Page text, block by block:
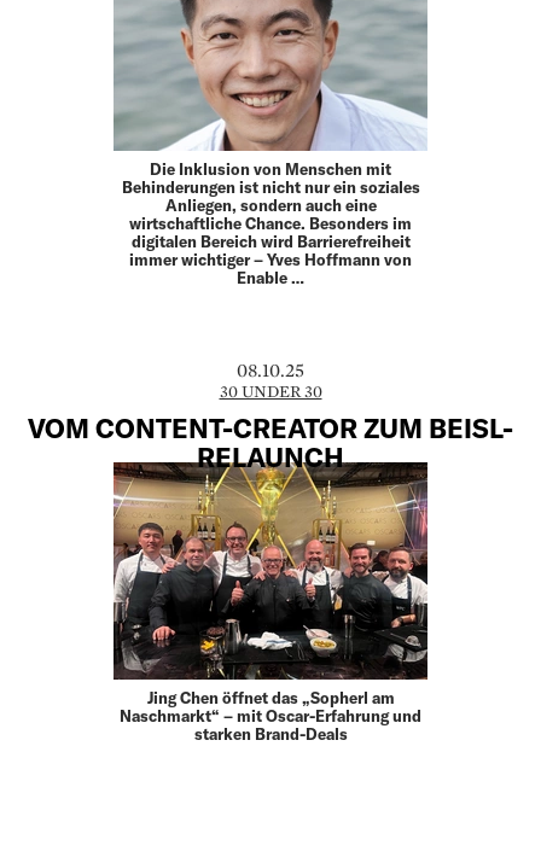
Die Inklusion von Menschen mit
Behinderungen ist nicht nur ein soziales
Anliegen, sondern auch eine
wirtschaftliche Chance. Besonders im
digitalen Bereich wird Barrierefreiheit
immer wichtiger – Yves Hoffmann von
Enable …
08.10.25
30 UNDER 30
VOM CONTENT-CREATOR ZUM BEISL-
RELAUNCH
Jing Chen öffnet das „Sopherl am
Naschmarkt“ – mit Oscar-Erfahrung und
starken Brand-Deals